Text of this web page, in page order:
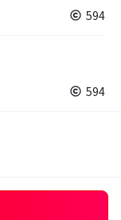
594
594